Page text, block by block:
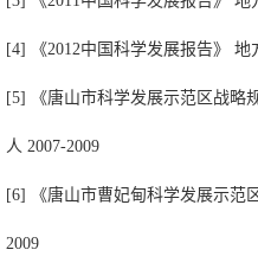
[4] 《2012中国科学发展报告》 地
[5] 《唐山市科学发展示范区战略
人 2007-2009
[6] 《唐山市曹妃甸科学发展示范
2009